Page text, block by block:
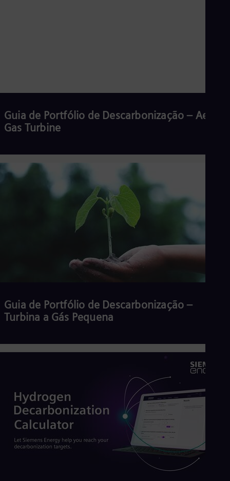
Guia de Portfólio de Descarbonização – Aero
Gas Turbine
Guia de Portfólio de Descarbonização –
Turbina a Gás Pequena